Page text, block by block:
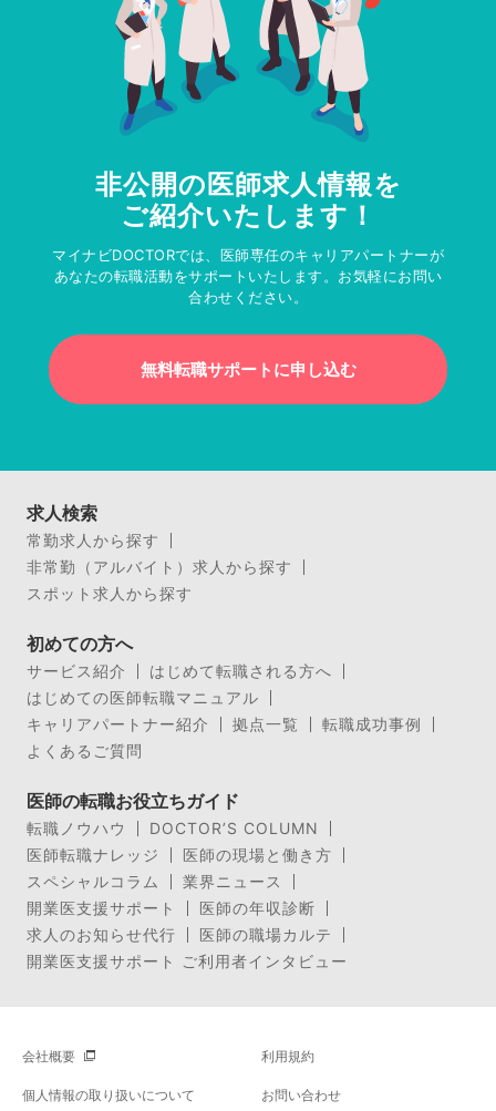
非公開の医師求人情報を
ご紹介いたします！
マイナビDOCTORでは、医師専任のキャリアパートナーが
あなたの転職活動をサポートいたします。お気軽にお問い
合わせください。
無料転職サポートに申し込む
求人検索
常勤求人から探す
非常勤（アルバイト）求人から探す
スポット求人から探す
初めての方へ
サービス紹介
はじめて転職される方へ
はじめての医師転職マニュアル
キャリアパートナー紹介
拠点一覧
転職成功事例
よくあるご質問
医師の転職お役立ちガイド
転職ノウハウ
DOCTOR’S COLUMN
医師転職ナレッジ
医師の現場と働き方
スペシャルコラム
業界ニュース
開業医支援サポート
医師の年収診断
求人のお知らせ代行
医師の職場カルテ
開業医支援サポート ご利用者インタビュー
会社概要 利用規約
個人情報の取り扱いについて お問い合わせ